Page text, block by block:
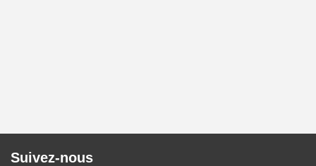
Suivez-nous